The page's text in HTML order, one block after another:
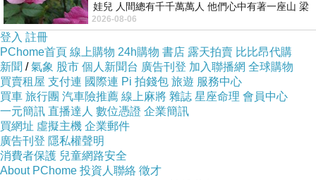
┗━━━━━━━━━━━━━┛
整理最近--林子玄👍精彩10部，＜八字案例＞懶人包👏👏
https://reurl.cc/NA6Ak9
整理最近--林子玄👍精彩10部，＜命理知識＞懶人包👏👏
https://reurl.cc/KroXWM
娃兒 人間總有千千萬萬人 他們心中有著一座山 梁
山佛山泰華衡恆嵩 一山之高
2026-08-06
登入 註冊
PChome首頁 線上購物 24h購物 書店 露天拍賣 比比昂代購
新聞 /氣象 股市 個人新聞台 廣告刊登 加入聯播網 全球購物
買賣租屋 支付連 國際連 Pi 拍錢包 旅遊 服務中心
買車 旅行團 汽車險推薦 線上麻將 雜誌 星座命理 會員中心
一元簡訊 直播達人 數位憑證 企業簡訊
買網址 虛擬主機 企業郵件
廣告刊登 隱私權聲明
消費者保護 兒童網路安全
About PChome 投資人聯絡 徵才